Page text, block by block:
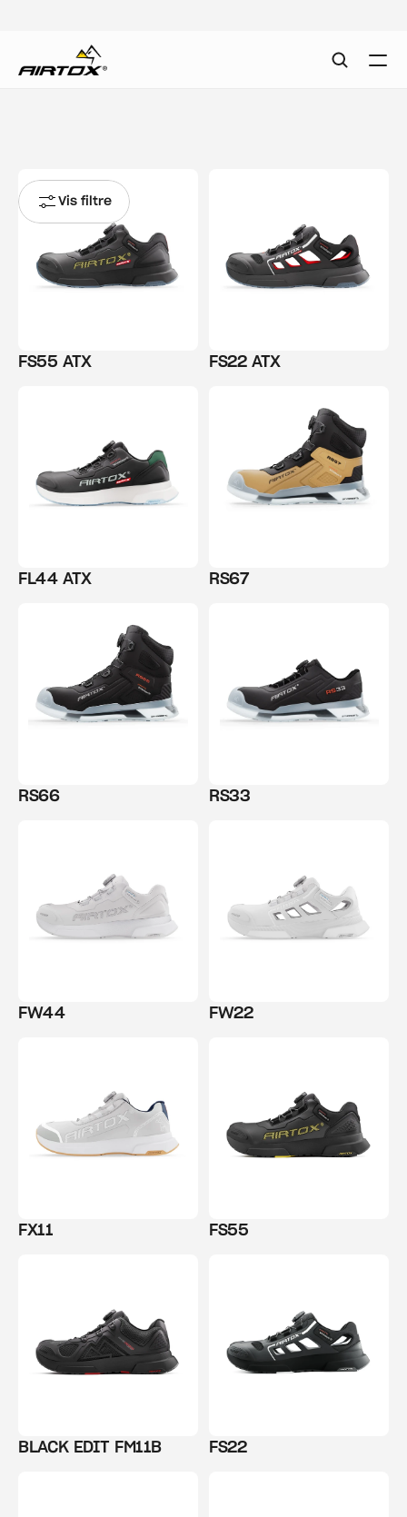
Vis filtre
FS55 ATX FS22 ATX
FL44 ATX RS67
RS66 RS33
FW44 FW22
FX11 FS55
BLACK EDIT FM11B FS22